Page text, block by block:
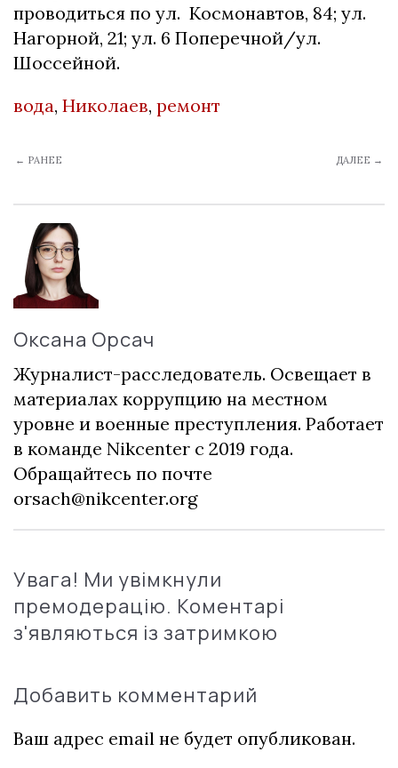
проводиться по ул. Космонавтов, 84; ул.
Нагорной, 21; ул. 6 Поперечной/ул.
Шоссейной.
вода, Николаев, ремонт
← РАНЕЕ ДАЛЕЕ →
Оксана Орсач
Журналист-расследователь. Освещает в
материалах коррупцию на местном
уровне и военные преступления. Работает
в команде Nikcenter с 2019 года.
Обращайтесь по почте
orsach@nikcenter.org
Увага! Ми увімкнули
премодерацію. Коментарі
з'являються із затримкою
Добавить комментарий
Ваш адрес email не будет опубликован.